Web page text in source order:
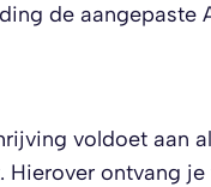
de aangepaste
voldoet aan
ontvang